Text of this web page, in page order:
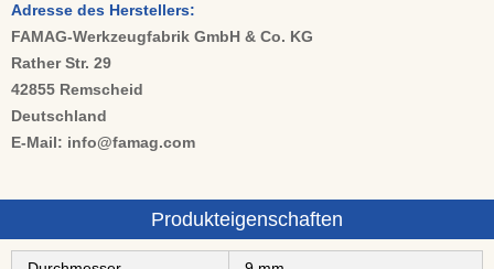
Adresse des Herstellers:
FAMAG-Werkzeugfabrik GmbH & Co. KG
Rather Str. 29
42855 Remscheid
Deutschland
E-Mail: info@famag.com
Produkteigenschaften